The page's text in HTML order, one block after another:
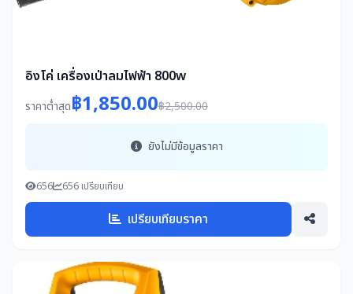
อิงโค่ เครื่องเป่าลมไฟฟ้า 800w
ราคาต่ำสุด฿1,850.00฿2,500.00
ยังไม่มีข้อมูลราคา
656 656 เปรียบเทียบ
เปรียบเทียบราคา